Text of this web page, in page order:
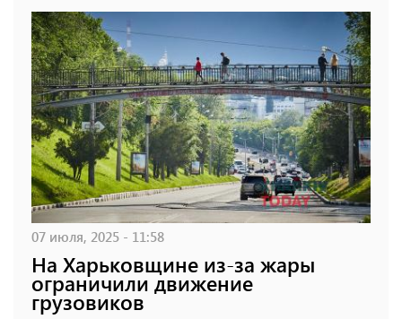
07 июля, 2025 - 11:58
На Харьковщине из-за жары
ограничили движение
грузовиков